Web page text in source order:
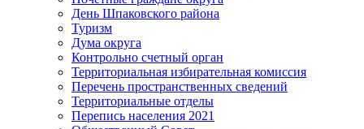
День Шпаковского района
Туризм
Дума округа
Контрольно счетный орган
Территориальная избирательная комиссия
Перечень пространственных сведений
Территориальные отделы
Перепись населения 2021